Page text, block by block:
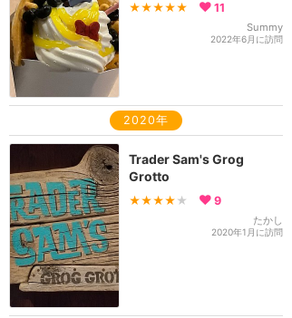
★★★★★ 11
Summy
2022年6月に訪問
2020年
Trader Sam's Grog
Grotto
★★★★ ★ 9
たかし
2020年1月に訪問